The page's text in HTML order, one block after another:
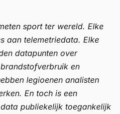
sport ter wereld. Elke
aan telemetriedata. Elke
datapunten over
en
legioenen analisten
En toch is een
publiekelijk toegankelijk